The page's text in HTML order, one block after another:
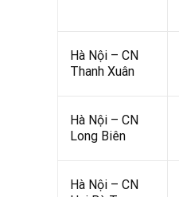
Hà Nội – CN
Thanh Xuân
Hà Nội – CN
Long Biên
Hà Nội – CN